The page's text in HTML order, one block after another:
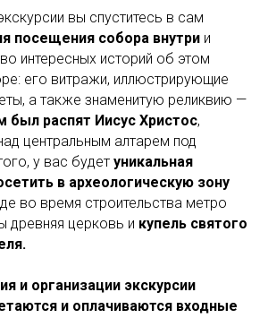
вы спуститесь в сам
посещения собора внутри и
интересных историй об этом
его витражи, иллюстрирующие
а также знаменитую реликвию —
был распят Иисус Христос,
центральным алтарем под
у вас будет уникальная
в археологическую зону
во время строительства метро
древняя церковь и купель святого
и организации экскурсии
и оплачиваются входные